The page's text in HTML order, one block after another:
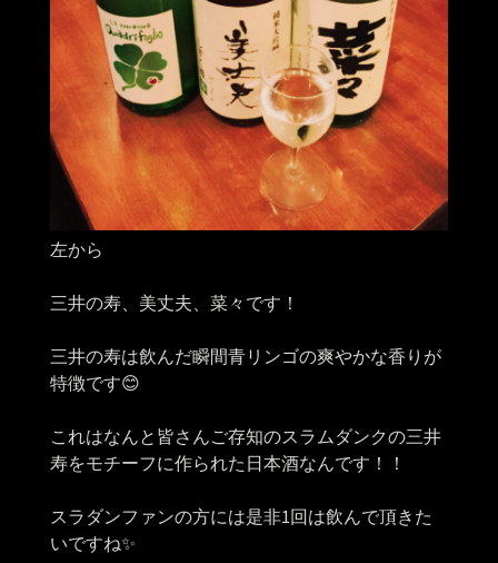
左から
三井の寿、美丈夫、菜々です！
三井の寿は飲んだ瞬間青リンゴの爽やかな香りが
特徴です😊
これはなんと皆さんご存知のスラムダンクの三井
寿をモチーフに作られた日本酒なんです！！
スラダンファンの方には是非1回は飲んで頂きた
いですね✨